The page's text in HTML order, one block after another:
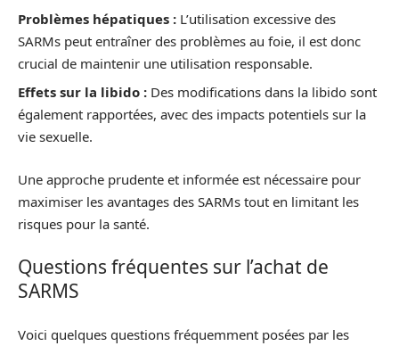
Problèmes hépatiques : L’utilisation excessive des
SARMs peut entraîner des problèmes au foie, il est donc
crucial de maintenir une utilisation responsable.
Effets sur la libido : Des modifications dans la libido sont
également rapportées, avec des impacts potentiels sur la
vie sexuelle.
Une approche prudente et informée est nécessaire pour
maximiser les avantages des SARMs tout en limitant les
risques pour la santé.
Questions fréquentes sur l’achat de
SARMS
Voici quelques questions fréquemment posées par les